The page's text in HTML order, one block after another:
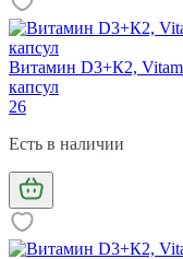
Витамин D3+К2,
капсул
26
Есть в наличии